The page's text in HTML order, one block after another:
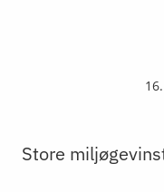
Store